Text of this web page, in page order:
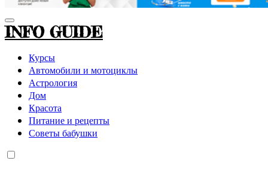
INFO GUIDE
Курсы
Автомобили и мотоциклы
Астрология
Дом
Красота
Питание и рецепты
Советы бабушки